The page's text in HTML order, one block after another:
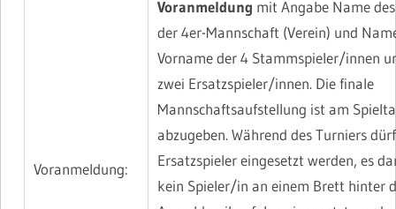
Voranmeldung:
Voranmeldung mit Angabe Name
der 4er-Mannschaft (Verein) und
Vorname der 4 Stammspieler/innen
zwei Ersatzspieler/innen. Die finale
Mannschaftsaufstellung ist am
abzugeben. Während des Turniers
Ersatzspieler eingesetzt werden, es
kein Spieler/in an einem Brett hinter